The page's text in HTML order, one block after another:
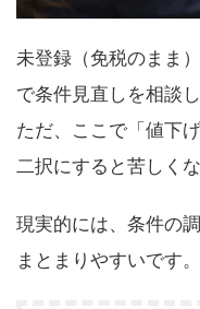
未登録（免税のまま
で条件見直しを相談
ただ、ここで「値下
二択にすると苦しくな
現実的には、条件の
まとまりやすいです。